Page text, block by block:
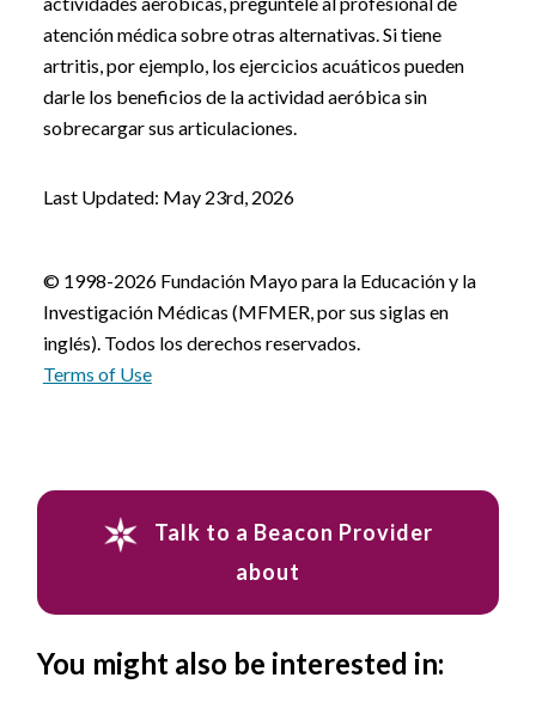
atención médica sobre otras alternativas. Si tiene
artritis, por ejemplo, los ejercicios acuáticos pueden
darle los beneficios de la actividad aeróbica sin
sobrecargar sus articulaciones.
Last Updated: May 23rd, 2026
© 1998-2026 Fundación Mayo para la Educación y la
Investigación Médicas (MFMER, por sus siglas en
inglés). Todos los derechos reservados.
Terms of Use
Talk to a Beacon Provider
about
You might also be interested in: